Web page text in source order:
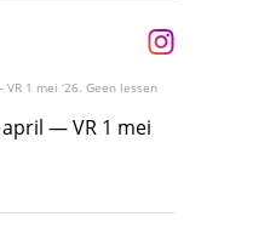
1 mei ‘26.
— VR 1 mei